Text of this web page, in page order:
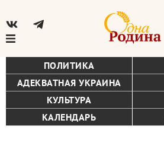
ПОЛИТИКА
АДЕКВАТНАЯ УКРАИНА
КУЛЬТУРА
КАЛЕНДАРЬ